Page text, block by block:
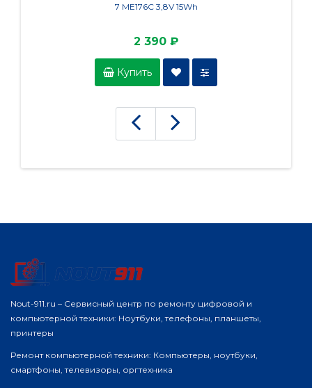
7 ME176C 3,8V 15Wh
2 390 ₽
Купить
Nout-911.ru – Сервисный центр по ремонту цифровой и
компьютерной техники: Ноутбуки, телефоны, планшеты,
принтеры
Ремонт компьютерной техники: Компьютеры, ноутбуки,
смартфоны, телевизоры, оргтехника